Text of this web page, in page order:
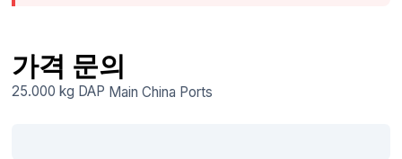
가격 문의
25.000 kg DAP Main China Ports